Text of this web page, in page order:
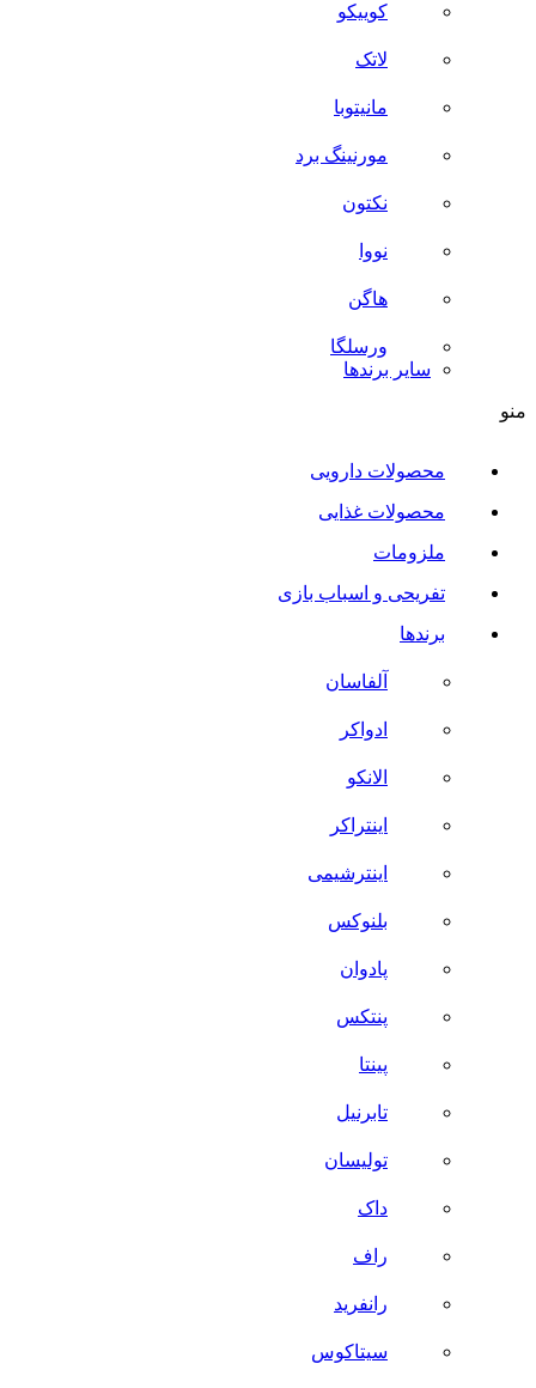
کوییکو
لاتک
مانیتوبا
مورنینگ برد
نکتون
نووا
هاگن
ورسلگا
سایر برند‌ها
منو
محصولات دارویی
محصولات غذایی
ملزومات
تفریحی و اسباب بازی
برندها
آلفاسان
ادواکر
الانکو
اینتراکر
اینترشیمی
بلنوکس
پادوان
پنتکس
پینتا
تابرنیل
تولیسان
داک
راف
رانفرید
سیتاکوس